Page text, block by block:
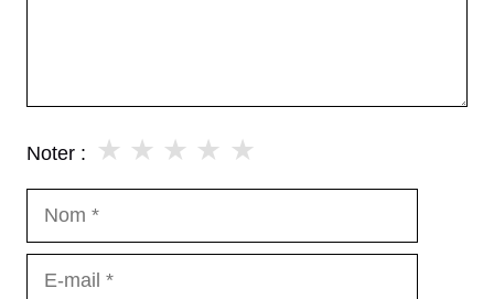
Noter : ★
★
★
★
★